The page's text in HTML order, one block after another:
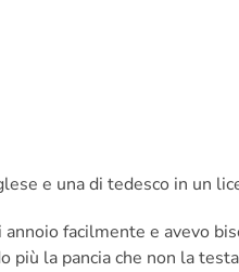
e una di tedesco in un
facilmente e avevo
più la pancia che non la